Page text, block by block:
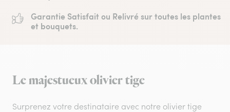
Garantie Satisfait ou Relivré sur toutes les plantes
et bouquets.
Le majestueux olivier tige
Surprenez votre destinataire avec notre olivier tige